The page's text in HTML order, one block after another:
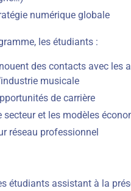
numérique globale
les étudiants :
des contacts avec les
musicale
de carrière
secteur et les modèles
réseau professionnel
étudiants assistant à la